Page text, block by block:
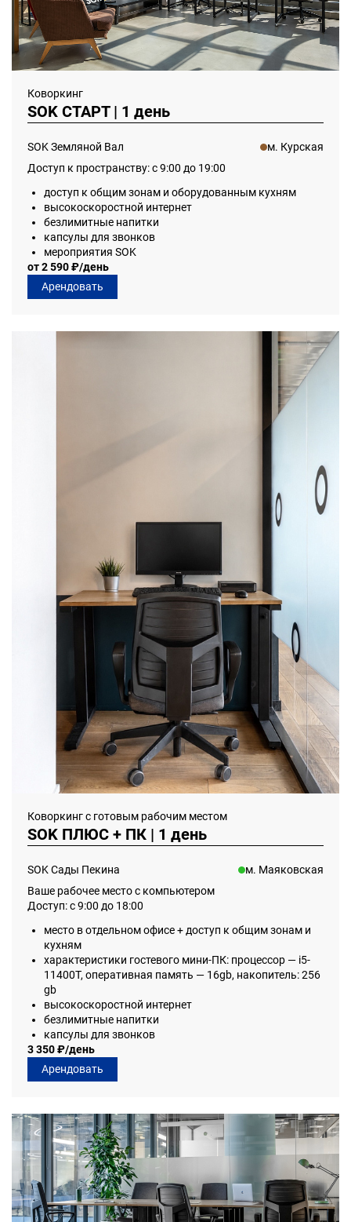
Коворкинг
SOK СТАРТ | 1 день
SOK Земляной Вал
м. Курская
Доступ к пространству: с 9:00 до 19:00
доступ к общим зонам и оборудованным кухням
высокоскоростной интернет
безлимитные напитки
капсулы для звонков
мероприятия SOK
от 2 590 ₽/день
Арендовать
Коворкинг с готовым рабочим местом
SOK ПЛЮС + ПК | 1 день
SOK Сады Пекина
м. Маяковская
Ваше рабочее место с компьютером
Доступ: с 9:00 до 18:00
место в отдельном офисе + доступ к общим зонам и
кухням
характеристики гостевого мини-ПК: процессор — i5-
11400T, оперативная память — 16gb, накопитель: 256
gb
высокоскоростной интернет
безлимитные напитки
капсулы для звонков
3 350 ₽/день
Арендовать